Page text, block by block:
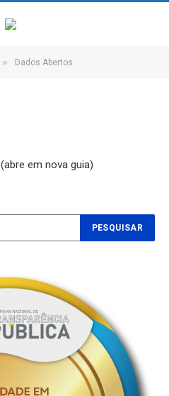
» Dados Abertos
(abre em nova guia)